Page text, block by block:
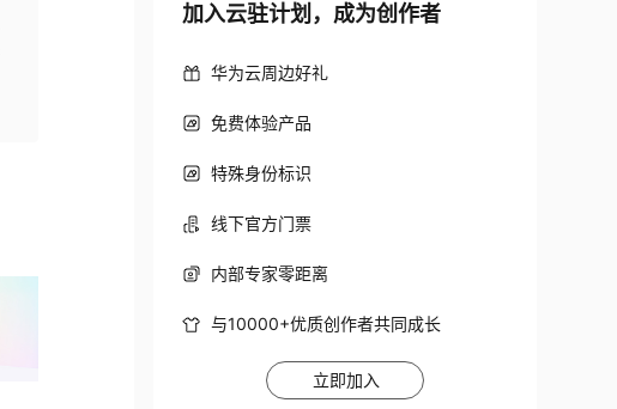
加入云驻计划，成为创作者
华为云周边好礼
免费体验产品
特殊身份标识
线下官方门票
内部专家零距离
与10000+优质创作者共同成长
立即加入